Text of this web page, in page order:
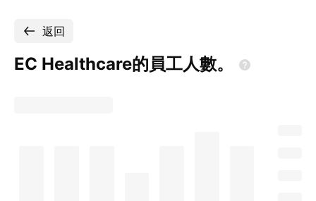
返回
EC Healthcare的員工人數。